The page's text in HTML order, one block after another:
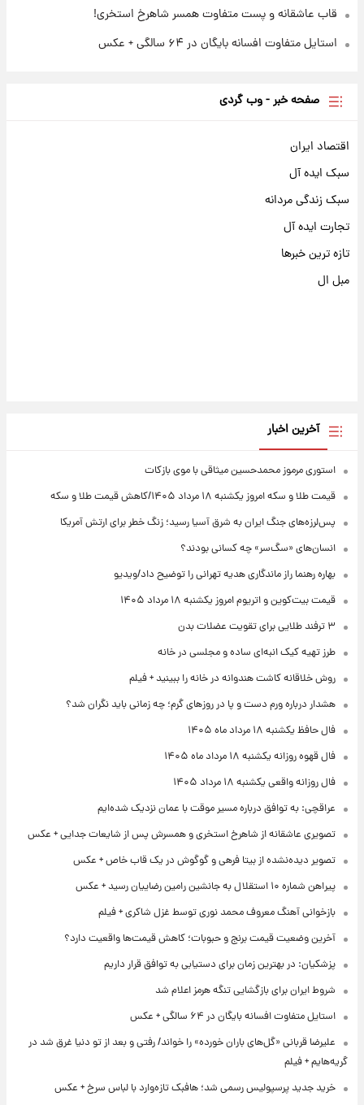
قاب عاشقانه و پست متفاوت همسر شاهرخ استخری!
استایل متفاوت افسانه بایگان در ۶۴ سالگی + عکس
صفحه خبر - وب گردی
اقتصاد ایران
سبک ایده آل
سبک زندگی مردانه
تجارت ایده آل
تازه ترین خبرها
مبل ال
آخرین اخبار
استوری مرموز محمدحسین میثاقی با موی بازکات
قیمت طلا و سکه امروز یکشنبه ۱۸ مرداد ۱۴۰۵/کاهش قیمت طلا و سکه
پس‌لرزه‌های جنگ ایران به شرق آسیا رسید؛ زنگ خطر برای ارتش آمریکا
انسان‌های «سگ‌سر» چه کسانی بودند؟
بهاره رهنما راز ماندگاری هدیه تهرانی را توضیح داد/ویدیو
قیمت بیت‌کوین و اتریوم امروز یکشنبه ۱۸ مرداد ۱۴۰۵
۳ ترفند طلایی برای تقویت عضلات بدن
طرز تهیه کیک انبه‌ای ساده و مجلسی در خانه
روش خلاقانه کاشت هندوانه در خانه را ببینید + فیلم
هشدار درباره ورم دست و پا در روزهای گرم؛ چه زمانی باید نگران شد؟
فال حافظ یکشنبه ۱۸ مرداد ماه ۱۴۰۵
فال قهوه روزانه یکشنبه ۱۸ مرداد ماه ۱۴۰۵
فال روزانه واقعی یکشنبه ۱۸ مرداد ۱۴۰۵
عراقچی: به توافق درباره مسیر موقت با عمان نزدیک شده‌ایم
تصویری عاشقانه از شاهرخ استخری و همسرش پس از شایعات جدایی + عکس
تصویر دیده‌نشده از بیتا فرهی و گوگوش در یک قاب خاص + عکس
پیراهن شماره ۱۰ استقلال به جانشین رامین رضاییان رسید + عکس
بازخوانی آهنگ معروف محمد نوری توسط غزل شاکری + فیلم
آخرین وضعیت قیمت برنج و حبوبات؛ کاهش قیمت‌ها واقعیت دارد؟
پزشکیان: در بهترین زمان برای دستیابی به توافق قرار داریم
شروط ایران برای بازگشایی تنگه هرمز اعلام شد
استایل متفاوت افسانه بایگان در ۶۴ سالگی + عکس
علیرضا قربانی «گل‌های باران خورده» را خواند/ رفتی و بعد از تو دنیا غرق شد در
گریه‌هایم + فیلم
خرید جدید پرسپولیس رسمی شد؛ هافبک تازه‌وارد با لباس سرخ + عکس